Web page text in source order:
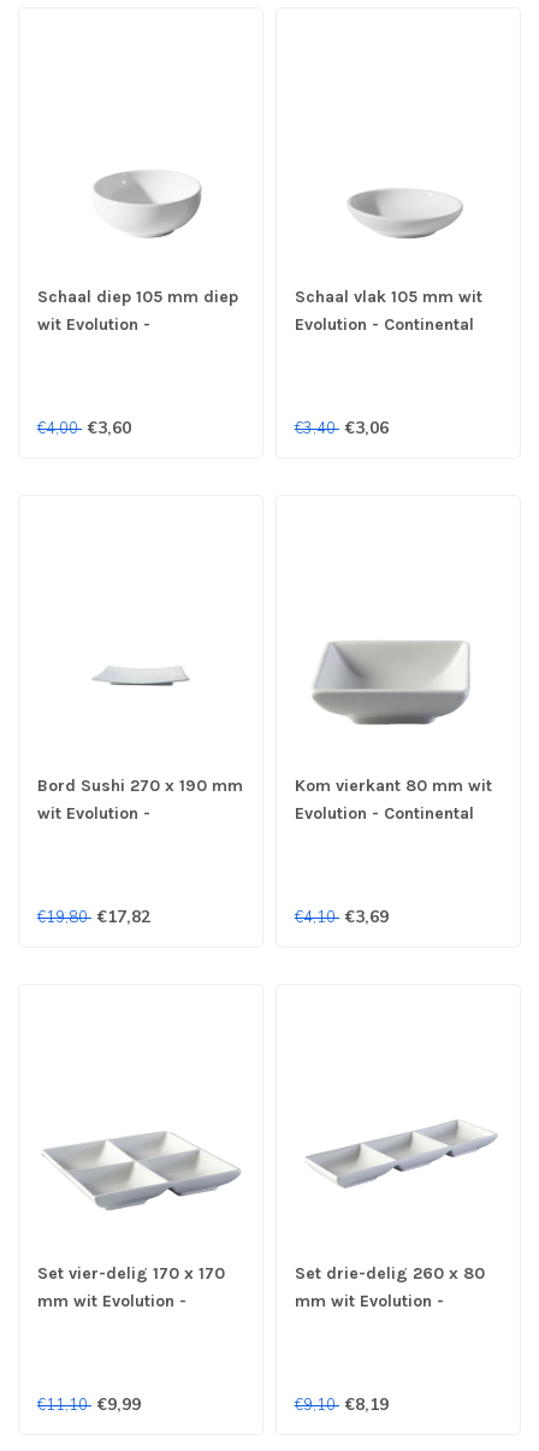
Schaal diep 105 mm diep
wit Evolution -
€4,00 €3,60
Schaal vlak 105 mm wit
Evolution - Continental
€3,40 €3,06
Bord Sushi 270 x 190 mm
wit Evolution -
€19,80 €17,82
Kom vierkant 80 mm wit
Evolution - Continental
€4,10 €3,69
Set vier-delig 170 x 170
mm wit Evolution -
€11,10 €9,99
Set drie-delig 260 x 80
mm wit Evolution -
€9,10 €8,19